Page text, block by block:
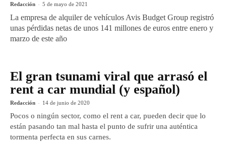
Redacción - 5 de mayo de 2021
La empresa de alquiler de vehículos Avis Budget Group registró
unas pérdidas netas de unos 141 millones de euros entre enero y
marzo de este año
El gran tsunami viral que arrasó el
rent a car mundial (y español)
Redacción - 14 de junio de 2020
Pocos o ningún sector, como el rent a car, pueden decir que lo
están pasando tan mal hasta el punto de sufrir una auténtica
tormenta perfecta en sus carnes.